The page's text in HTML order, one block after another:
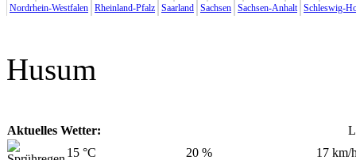
Nordrhein-Westfalen Rheinland-Pfalz Saarland Sachsen Sachsen-Anhalt Schleswig-
Husum
Aktuelles Wetter:
15 °C 20 % 17 km/